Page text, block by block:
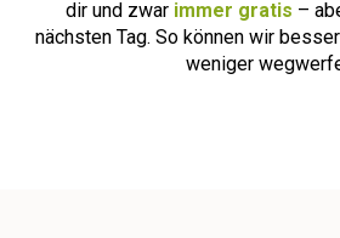
dir und zwar immer gratis –
nächsten Tag. So können wir
weniger